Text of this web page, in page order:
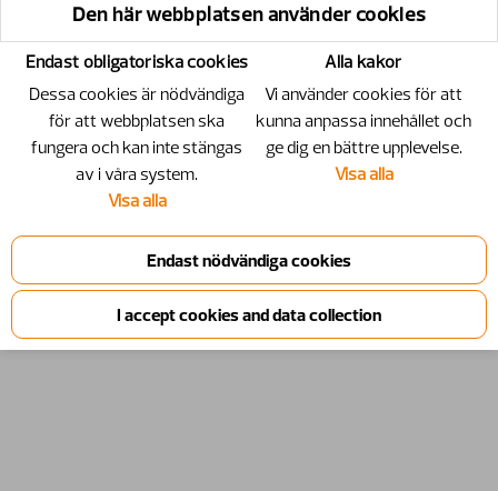
Den här webbplatsen använder cookies
Endast obligatoriska cookies
Dessa cookies är nödvändiga
för att webbplatsen ska
fungera och kan inte stängas
av i våra system.
Visa alla
Alla kakor
Vi använder cookies för att
kunna anpassa innehållet och
ge dig en bättre upplevelse.
Visa alla